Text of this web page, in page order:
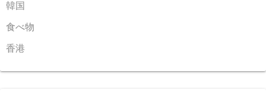
韓国
食べ物
香港